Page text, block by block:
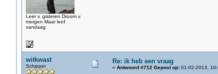
Leer v. gisteren Droom v.
morgen Maar leef
vandaag
witkwast
Schipper
Re: ik heb een vraag
« Antwoord #712 Gepost op:01-02-2013,